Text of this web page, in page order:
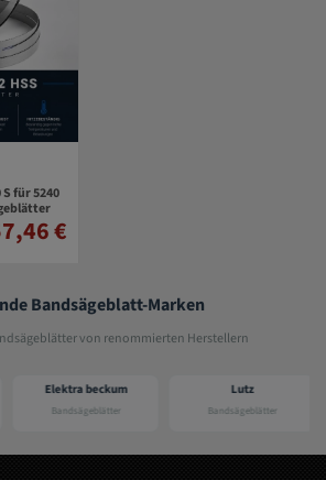
S für 5240
€
Bandsägeblatt-Marken
von renommierten Herstellern
Elektra beckum
Bandsägeblätter
Lutz
Bandsägeblätter